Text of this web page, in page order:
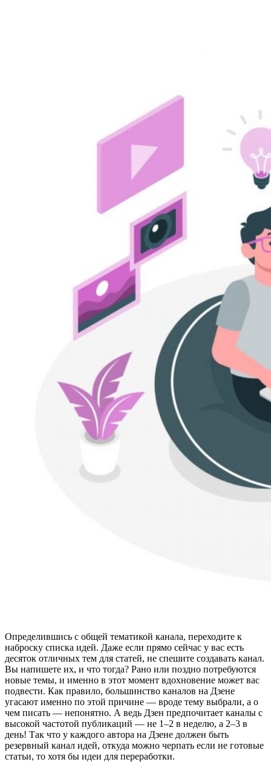
Определившись с общей тематикой канала, переходите к
наброску списка идей. Даже если прямо сейчас у вас есть
десяток отличных тем для статей, не спешите создавать канал.
Вы напишете их, и что тогда? Рано или поздно потребуются
новые темы, и именно в этот момент вдохновение может вас
подвести. Как правило, большинство каналов на Дзене
угасают именно по этой причине — вроде тему выбрали, а о
чем писать — непонятно. А ведь Дзен предпочитает каналы с
высокой частотой публикаций — не 1–2 в неделю, а 2–3 в
день! Так что у каждого автора на Дзене должен быть
резервный канал идей, откуда можно черпать если не готовые
статьи, то хотя бы идеи для переработки.